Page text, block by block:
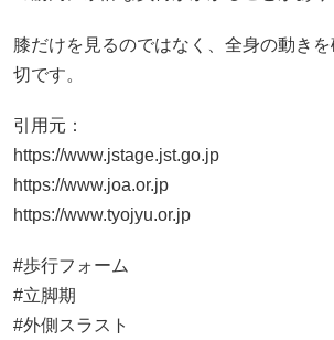
膝だけを見るのではなく、全身の動き
切です。
引用元：
https://www.jstage.jst.go.jp
https://www.joa.or.jp
https://www.tyojyu.or.jp
#歩行フォーム
#立脚期
#外側スラスト